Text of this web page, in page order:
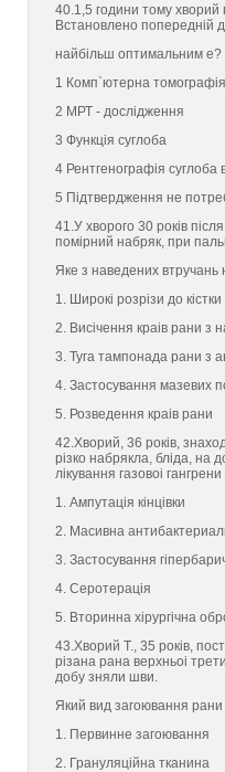
40.1,5 години тому хворий
Встановлено попереднiй
найбiльш оптимальним e?
1 Комп`ютерна томографiя
2 МРТ - дослiдження
3 Функцiя суглоба
4 Рентгенографiя суглоба
5 Пiдтвердження не
41.У хворого 30 рокiв
помiрний набряк, при
Яке з наведених
1. Широкi розрiзи до кiстки
2. Висiчення краiв рани з
3. Туга тампонада рани з
4. Застосування мазевих
5. Розведення краiв рани
42.Хворий, 36 рокiв,
рiзко набрякла, блiда, на
лiкування газовоi
1. Ампутацiя кiнцiвки
2. Масивна
3. Застосування
4. Серотерацiя
5. Вторинна хiрургiчна
43.Хворий Т., 35 рокiв,
рiзана рана верхньоi
добу зняли шви.
Який вид загоювання
1. Первинне загоювання
2. Грануляцiйна тканина